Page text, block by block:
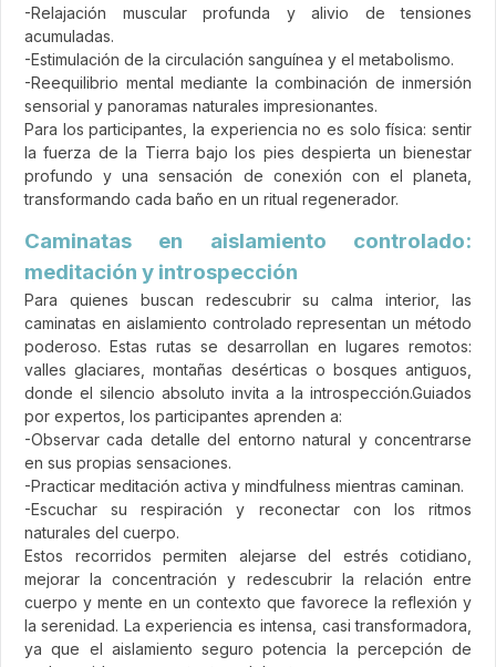
-Relajación muscular profunda y alivio de tensiones
acumuladas.
-Estimulación de la circulación sanguínea y el metabolismo.
-Reequilibrio mental mediante la combinación de inmersión
sensorial y panoramas naturales impresionantes.
Para los participantes, la experiencia no es solo física: sentir
la fuerza de la Tierra bajo los pies despierta un bienestar
profundo y una sensación de conexión con el planeta,
transformando cada baño en un ritual regenerador.
Caminatas en aislamiento controlado:
meditación y introspección
Para quienes buscan redescubrir su calma interior, las
caminatas en aislamiento controlado representan un método
poderoso. Estas rutas se desarrollan en lugares remotos:
valles glaciares, montañas desérticas o bosques antiguos,
donde el silencio absoluto invita a la introspección.Guiados
por expertos, los participantes aprenden a:
-Observar cada detalle del entorno natural y concentrarse
en sus propias sensaciones.
-Practicar meditación activa y mindfulness mientras caminan.
-Escuchar su respiración y reconectar con los ritmos
naturales del cuerpo.
Estos recorridos permiten alejarse del estrés cotidiano,
mejorar la concentración y redescubrir la relación entre
cuerpo y mente en un contexto que favorece la reflexión y
la serenidad. La experiencia es intensa, casi transformadora,
ya que el aislamiento seguro potencia la percepción de